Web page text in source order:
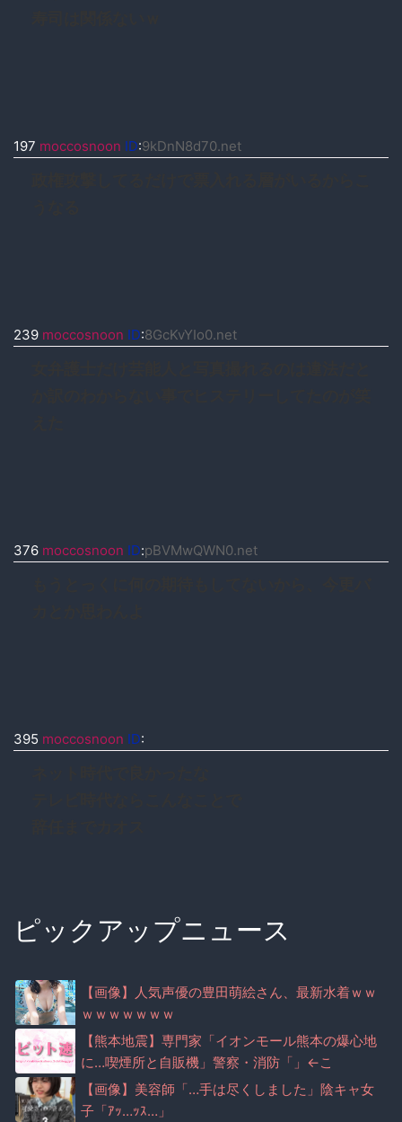
197 moccosnoon ID:9kDnN8d70.net
239 moccosnoon ID:8GcKvYIo0.net
376 moccosnoon ID:pBVMwQWN0.net
395 moccosnoon ID:
ピックアップニュース
【画像】人気声優の豊田萌絵さん、最新水着ｗｗ
ｗｗｗｗｗｗｗ
【熊本地震】専門家「イオンモール熊本の爆心地
に…喫煙所と自販機」警察・消防「」←こ
れ・・・
【画像】美容師「…手は尽くしました」陰キャ女
子「ｱｯ…ｯｽ…」